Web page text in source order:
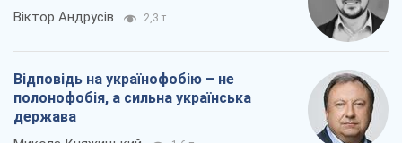
Віктор Андрусів 2,3 т.
Відповідь на українофобію – не
полонофобія, а сильна українська
держава